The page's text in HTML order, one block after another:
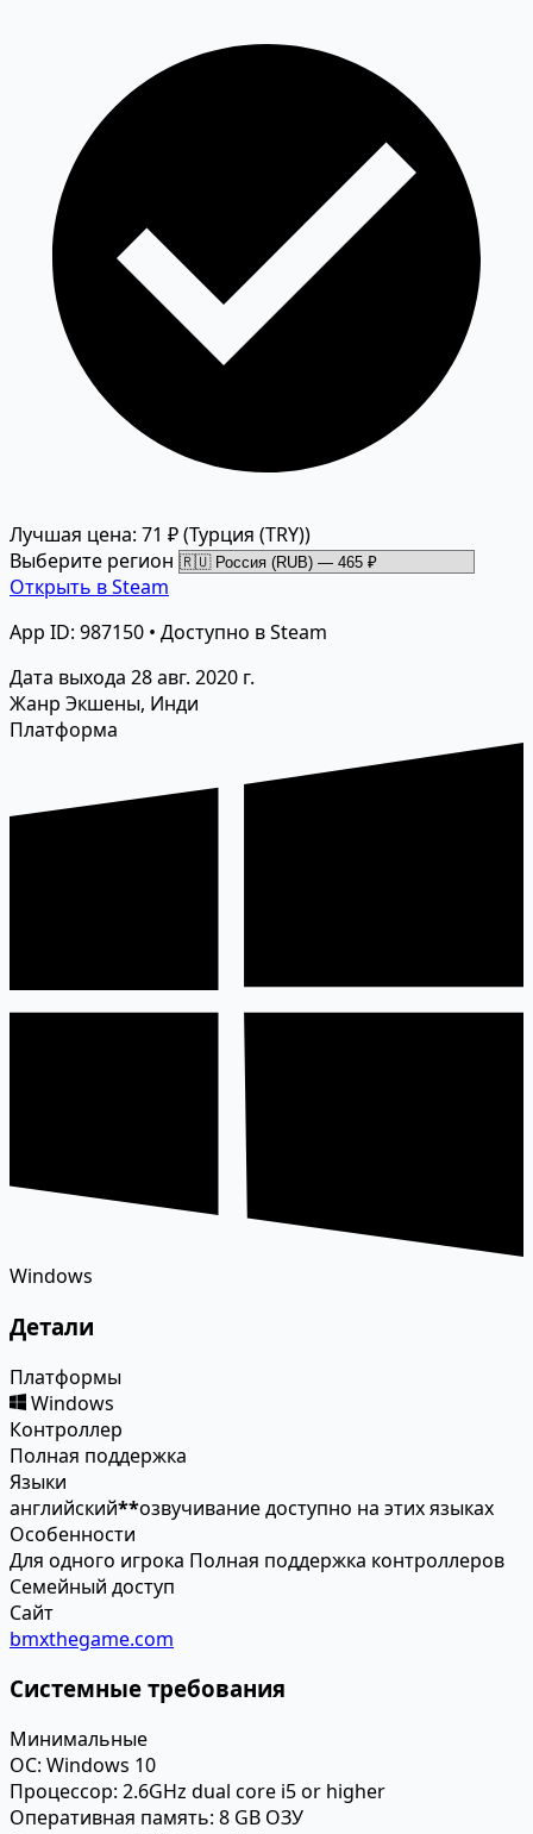
Лучшая цена: 71 ₽(Турция (TRY))
Выберите регион
Открыть в Steam
App ID: 987150 • Доступно в Steam
Дата выхода 28 авг. 2020 г.
Жанр Экшены, Инди
Платформа
Windows
Детали
Платформы
Windows
Контроллер
Полная поддержка
Языки
английский**озвучивание доступно на этих языках
Особенности
Для одного игрока Полная поддержка контроллеров
Семейный доступ
Сайт
bmxthegame.com
Системные требования
Минимальные
ОС: Windows 10
Процессор: 2.6GHz dual core i5 or higher
Оперативная память: 8 GB ОЗУ